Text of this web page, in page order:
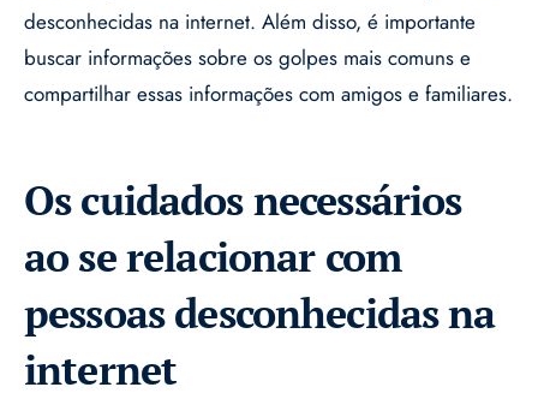
desconhecidas na internet. Além disso, é importante
buscar informações sobre os golpes mais comuns e
compartilhar essas informações com amigos e familiares.
Os cuidados necessários
ao se relacionar com
pessoas desconhecidas na
internet